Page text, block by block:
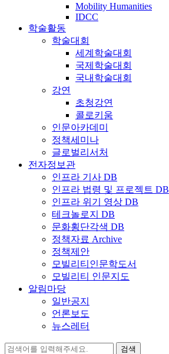
Mobility Humanities
IDCC
학술활동
학술대회
세계학술대회
국제학술대회
국내학술대회
강연
초청강연
콜로키움
인문아카데미
정책세미나
글로벌리서처
전자정보관
인프라 기사 DB
인프라 법령 및 프로젝트 DB
인프라 위기 영상 DB
테크놀로지 DB
문화횡단각색 DB
정책자료 Archive
정책제안
모빌리티인문학도서
모빌리티 인문지도
알림마당
일반공지
언론보도
뉴스레터
검